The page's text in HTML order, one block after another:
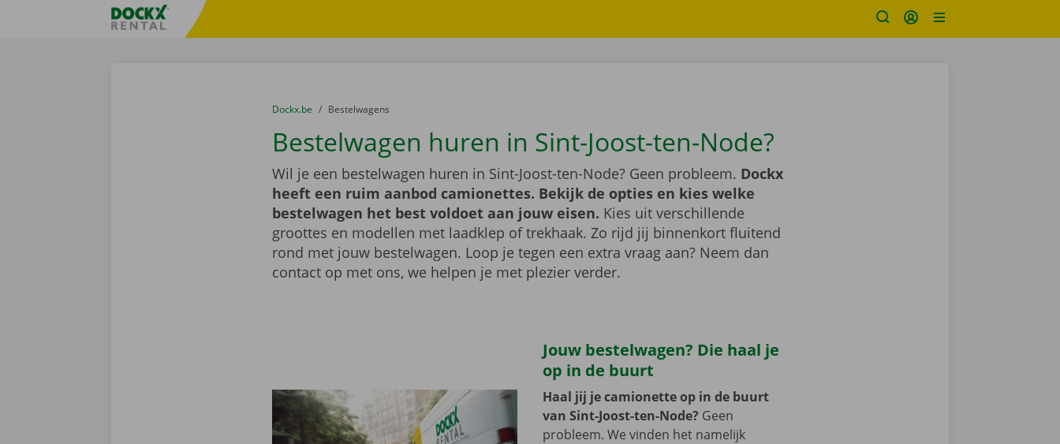
Taalselectie overslaanFratello DEMO
U bevindt zich hier:
van
Dockx.be naar
Bestelwagens
Bestelwagen huren in Sint-Joost-ten-Node?
Wil je een bestelwagen huren in Sint-Joost-ten-Node? Geen probleem. Dockx
heeft een ruim aanbod camionettes. Bekijk de opties en kies welke
bestelwagen het best voldoet aan jouw eisen. Kies uit verschillende
groottes en modellen met laadklep of trekhaak. Zo rijd jij binnenkort fluitend
rond met jouw bestelwagen. Loop je tegen een extra vraag aan? Neem dan
contact op met ons, we helpen je met plezier verder.
Jouw bestelwagen? Die haal je
op in de buurt
Haal jij je camionette op in de buurt
van Sint-Joost-ten-Node? Geen
probleem. We vinden het namelijk